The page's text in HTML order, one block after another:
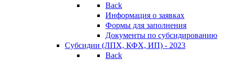
Back
Информация о заявках
Формы для заполнения
Документы по субсидированию
Субсидии (ЛПХ, КФХ, ИП) - 2023
Back